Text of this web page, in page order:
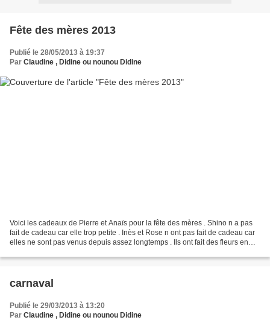
Fête des mères 2013
Publié le 28/05/2013 à 19:37
Par Claudine , Didine ou nounou Didine
Voici les cadeaux de Pierre et Anaïs pour la fête des mères . Shino n a pas
fait de cadeau car elle trop petite . Inès et Rose n ont pas fait de cadeau car
elles ne sont pas venus depuis assez longtemps . Ils ont fait des fleurs en
carnaval
Publié le 29/03/2013 à 13:20
Par Claudine , Didine ou nounou Didine